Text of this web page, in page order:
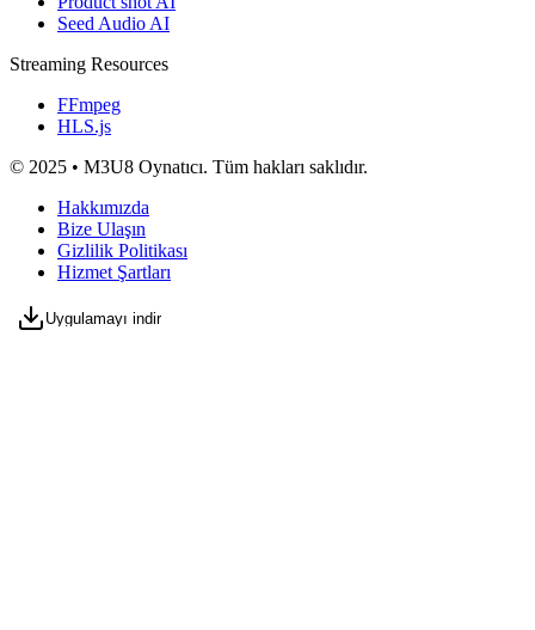
Seed Audio AI
Streaming Resources
FFmpeg
HLS.js
© 2025 • M3U8 Oynatıcı. Tüm hakları saklıdır.
Hakkımızda
Bize Ulaşın
Gizlilik Politikası
Hizmet Şartları
Uygulamayı indir